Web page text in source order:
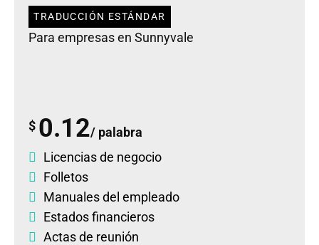
TRADUCCIÓN ESTÁNDAR
Para empresas en Sunnyvale
$ 0.12/ palabra
Licencias de negocio
Folletos
Manuales del empleado
Estados financieros
Actas de reunión